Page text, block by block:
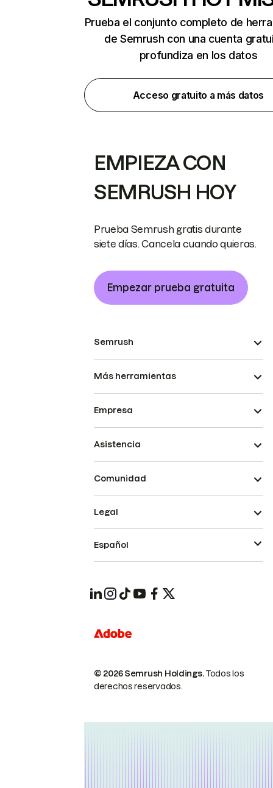
Prueba el conjunto completo de
de Semrush con una cuenta
profundiza en los datos
Acceso gratuito a más datos
EMPIEZA CON
SEMRUSH HOY
Prueba Semrush gratis durante
siete días. Cancela cuando quieras.
Empezar prueba gratuita
Semrush
Más herramientas
Empresa
Asistencia
Comunidad
© 2026 Semrush Holdings.Todos los
derechos reservados.
Legal
Español